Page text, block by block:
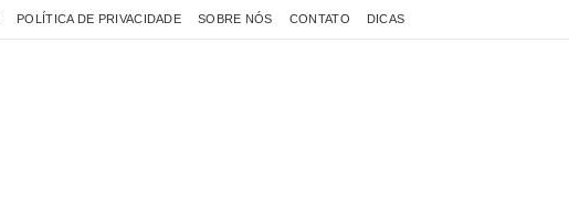
POLÍTICA DE PRIVACIDADE SOBRE NÓS CONTATO DICAS